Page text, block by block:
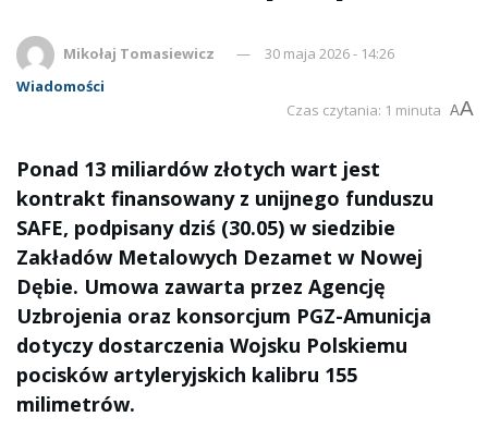
Mikołaj Tomasiewicz
30 maja 2026 - 14:26
Wiadomości
Czas czytania: 1 minuta AA
Ponad 13 miliardów złotych wart jest
kontrakt finansowany z unijnego funduszu
SAFE, podpisany dziś (30.05) w siedzibie
Zakładów Metalowych Dezamet w Nowej
Dębie. Umowa zawarta przez Agencję
Uzbrojenia oraz konsorcjum PGZ-Amunicja
dotyczy dostarczenia Wojsku Polskiemu
pocisków artyleryjskich kalibru 155
milimetrów.